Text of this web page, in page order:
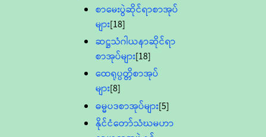
စာမေးပွဲဆိုင်ရာစာအုပ်
များ[18]
ဆဋ္ဌသံဂါယနာဆိုင်ရာ
စာအုပ်များ[18]
ထေရုပ္ပတ္တိစာအုပ်
များ[8]
ဓမ္မပဒစာအုပ်များ[5]
နိုင်ငံတော်သံဃမဟာ